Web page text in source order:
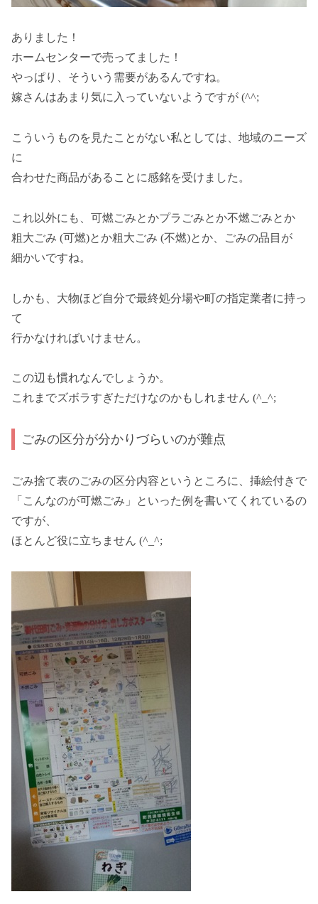
ありました！
ホームセンターで売ってました！
やっぱり、そういう需要があるんですね。
嫁さんはあまり気に入っていないようですが (^^;
こういうものを見たことがない私としては、地域のニーズ
に
合わせた商品があることに感銘を受けました。
これ以外にも、可燃ごみとかプラごみとか不燃ごみとか
粗大ごみ (可燃)とか粗大ごみ (不燃)とか、ごみの品目が
細かいですね。
しかも、大物ほど自分で最終処分場や町の指定業者に持っ
て
行かなければいけません。
この辺も慣れなんでしょうか。
これまでズボラすぎただけなのかもしれません (^_^;
ごみの区分が分かりづらいのが難点
ごみ捨て表のごみの区分内容というところに、挿絵付きで
「こんなのが可燃ごみ」といった例を書いてくれているの
ですが、
ほとんど役に立ちません (^_^;